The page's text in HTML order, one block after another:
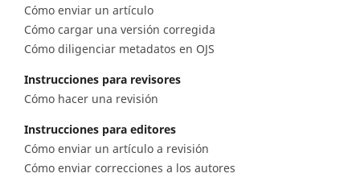
Cómo enviar un artículo
Cómo cargar una versión corregida
Cómo diligenciar metadatos en OJS
Instrucciones para revisores
Cómo hacer una revisión
Instrucciones para editores
Cómo enviar un artículo a revisión
Cómo enviar correcciones a los autores